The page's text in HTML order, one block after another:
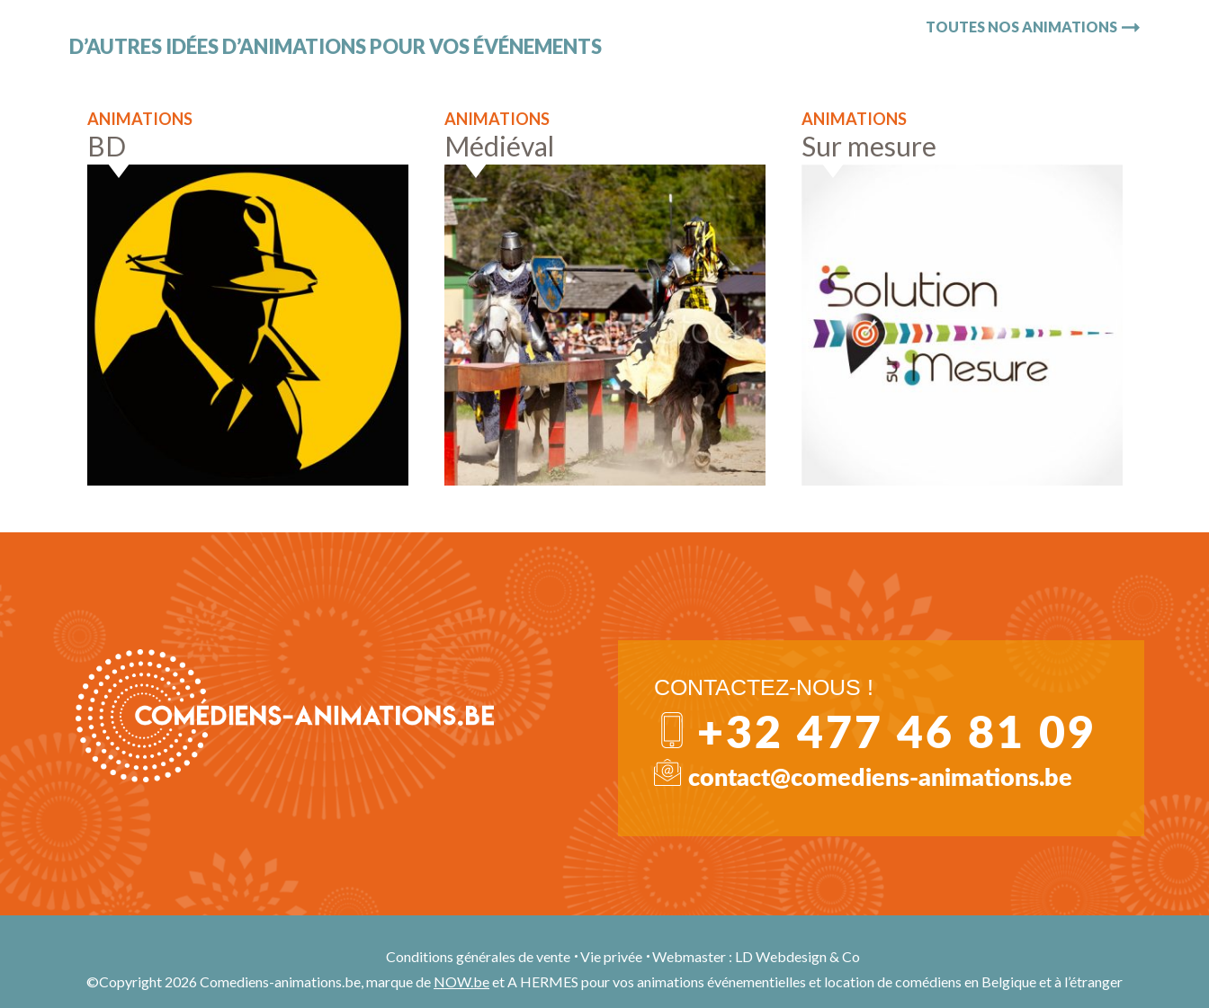
D’AUTRES IDÉES D’ANIMATIONS POUR VOS ÉVÉNEMENTS
TOUTES NOS ANIMATIONS
ANIMATIONS
BD
ANIMATIONS
Médiéval
ANIMATIONS
Sur mesure
CONTACTEZ-NOUS !
+32 477 46 81 09
contact@comediens-animations.be
Conditions générales de vente Vie privée
Webmaster : LD Webdesign & Co
©Copyright 2026 Comediens-animations.be, marque de NOW.beet A HERMES pour vos animations événementielles et location de comédiens en Belgique et à l’étranger